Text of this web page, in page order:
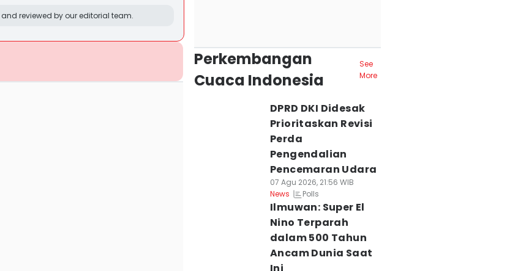
reviewed by our editorial team.
Perkembangan
Cuaca Indonesia
See
More
DPRD DKI Didesak
Prioritaskan Revisi
Perda
Pengendalian
Pencemaran Udara
07 Agu 2026, 21:56 WIB
News
Polls
Ilmuwan: Super El
Nino Terparah
dalam 500 Tahun
Ancam Dunia Saat